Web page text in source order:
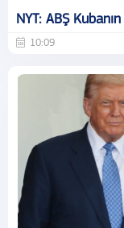
NYT: ABŞ
10:09